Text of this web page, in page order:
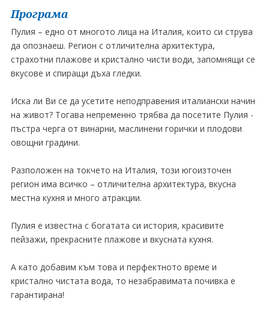
Програма
Пулия – едно от многото лица на Италия, които си струва
да опознаеш. Регион с отличителна архитектура,
страхотни плажове и кристално чисти води, запомнящи се
вкусове и спиращи дъха гледки.
Иска ли Ви се да усетите неподправения италиански начин
на живот? Тогава непременно трябва да посетите Пулия -
пъстра черга от винарни, маслинени горички и плодови
овощни градини.
Разположен на токчето на Италия, този югоизточен
регион има всичко – отличителна архитектура, вкусна
местна кухня и много атракции.
Пулия е известна с богатата си история, красивите
пейзажи, прекрасните плажове и вкусната кухня.
А като добавим към това и перфектното време и
кристално чистата вода, то незабравимата почивка е
гарантирана!